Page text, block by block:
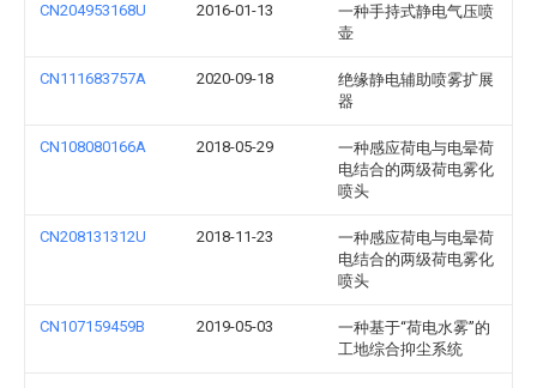
CN204953168U 2016-01-13
一种手持式静电气压喷
壶
CN111683757A 2020-09-18
绝缘静电辅助喷雾扩展
器
CN108080166A 2018-05-29
一种感应荷电与电晕荷
电结合的两级荷电雾化
喷头
CN208131312U 2018-11-23
一种感应荷电与电晕荷
电结合的两级荷电雾化
喷头
CN107159459B 2019-05-03
一种基于“荷电水雾”的
工地综合抑尘系统